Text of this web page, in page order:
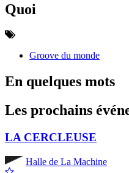
Quoi
Groove du monde
En quelques mots
Les prochains
LA CERCLEUSE
Halle de La Machine